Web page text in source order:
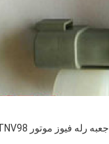
جعبه رله فیوز موتور 4TNV98